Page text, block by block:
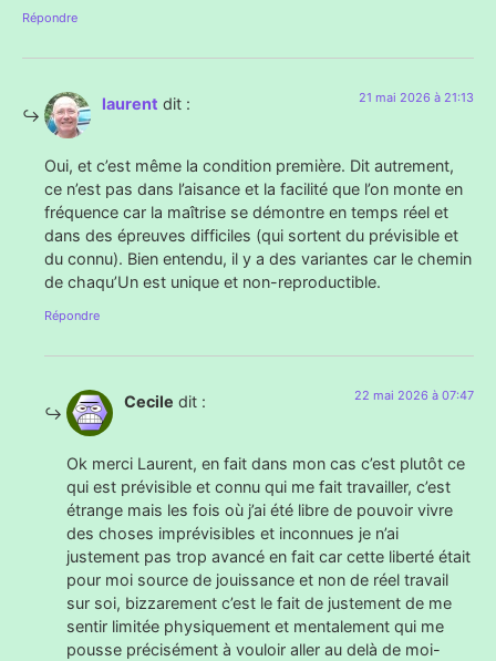
Répondre
laurent dit : 21 mai 2026 à 21:13
Oui, et c’est même la condition première. Dit autrement,
ce n’est pas dans l’aisance et la facilité que l’on monte en
fréquence car la maîtrise se démontre en temps réel et
dans des épreuves difficiles (qui sortent du prévisible et
du connu). Bien entendu, il y a des variantes car le chemin
de chaqu’Un est unique et non-reproductible.
Répondre
Cecile dit : 22 mai 2026 à 07:47
Ok merci Laurent, en fait dans mon cas c’est plutôt ce
qui est prévisible et connu qui me fait travailler, c’est
étrange mais les fois où j’ai été libre de pouvoir vivre
des choses imprévisibles et inconnues je n’ai
justement pas trop avancé en fait car cette liberté était
pour moi source de jouissance et non de réel travail
sur soi, bizzarement c’est le fait de justement de me
sentir limitée physiquement et mentalement qui me
pousse précisément à vouloir aller au delà de moi-